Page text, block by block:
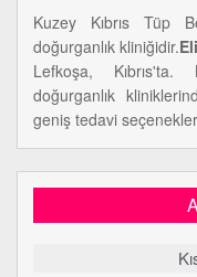
Kuzey Kıbrıs Tüp
doğurganlık kliniğidir.
Lefkoşa,
doğurganlık
geniş tedavi